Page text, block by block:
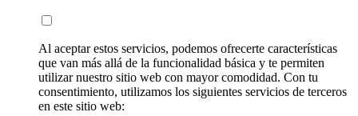
Al aceptar estos servicios, podemos ofrecerte características
que van más allá de la funcionalidad básica y te permiten
utilizar nuestro sitio web con mayor comodidad. Con tu
consentimiento, utilizamos los siguientes servicios de terceros
en este sitio web: